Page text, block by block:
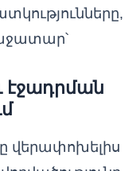
վերափոխելիս